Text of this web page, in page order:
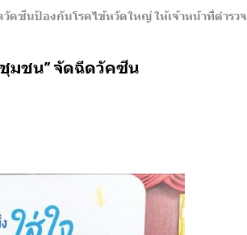
วัคซีนป้องกันโรคไข้หวัดใหญ่ ให้เจ้าหน้าที่ตำรวจ
ชุมชน” จัดฉีดวัคซีน